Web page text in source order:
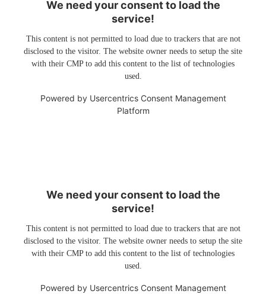
We need your consent to load the
service!
This content is not permitted to load due to trackers that are not
disclosed to the visitor. The website owner needs to setup the site
with their CMP to add this content to the list of technologies
used.
Powered by Usercentrics Consent Management
Platform
We need your consent to load the
service!
This content is not permitted to load due to trackers that are not
disclosed to the visitor. The website owner needs to setup the site
with their CMP to add this content to the list of technologies
used.
Powered by Usercentrics Consent Management